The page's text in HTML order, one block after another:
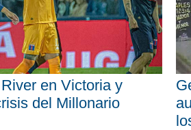
en Victoria y
del Millonario